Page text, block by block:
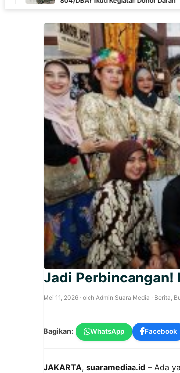
Jadi Perbincangan!
Mei 11, 2026 · oleh Admin Suara Media · Berita
Bagikan: WhatsApp Facebook
JAKARTA, suaramediaa.id – Ada